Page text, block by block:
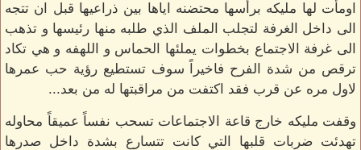
اومأت لها مليكه برأسها محتضنه اياها بين ذراعيها قبل ان تتجه
الى داخل الغرفة لتجلب الملف الذي طلبه منها رئيسها و تذهب
الى غرفة الاجتماع بخطوات يملئها الحماس و اللهفه و هي تكاد
ترقص من شدة الفرح فاخيراً سوف تستطيع رؤية حب عمرها
لاول مره عن قرب فقد اكتفت من مراقبتها له من بعد...
وقفت مليكه خارج قاعة الاجتماعات تسحب نفساً عميقاً محاوله
تهدئت ضربات قلبها التي كانت تتسارع بشدة داخل صدرها